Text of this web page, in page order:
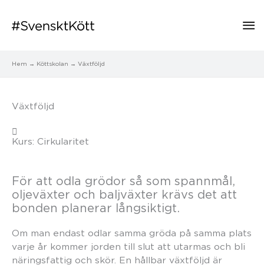
Hem Köttskolan Växtföljd
Växtföljd
Kurs: Cirkularitet
För att odla grödor så som spannmål,
oljeväxter och baljväxter krävs det att
bonden planerar långsiktigt.
Om man endast odlar samma gröda på samma plats
varje år kommer jorden till slut att utarmas och bli
näringsfattig och skör. En hållbar växtföljd är